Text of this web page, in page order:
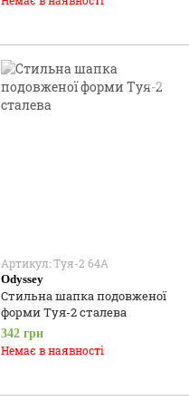
Артикул: Туя-2 64А
Odyssey
Стильна шапка подовженої
форми Туя-2 сталева
342 грн
Немає в наявності